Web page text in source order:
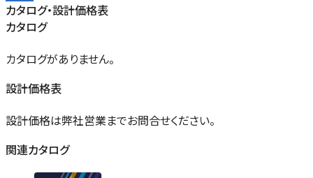
カタログ・設計価格表
カタログ
カタログがありません。
設計価格表
設計価格は弊社営業までお問合せください。
関連カタログ